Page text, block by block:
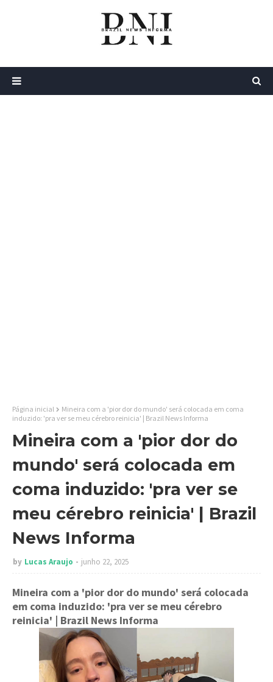
Página inicial
Mineira com a 'pior dor do mundo' será colocada em coma
induzido: 'pra ver se meu cérebro reinicia' | Brazil News Informa
Mineira com a 'pior dor do
mundo' será colocada em
coma induzido: 'pra ver se
meu cérebro reinicia' | Brazil
News Informa
by Lucas Araujo junho 22, 2025
Mineira com a 'pior dor do mundo' será colocada
em coma induzido: 'pra ver se meu cérebro
reinicia' | Brazil News Informa